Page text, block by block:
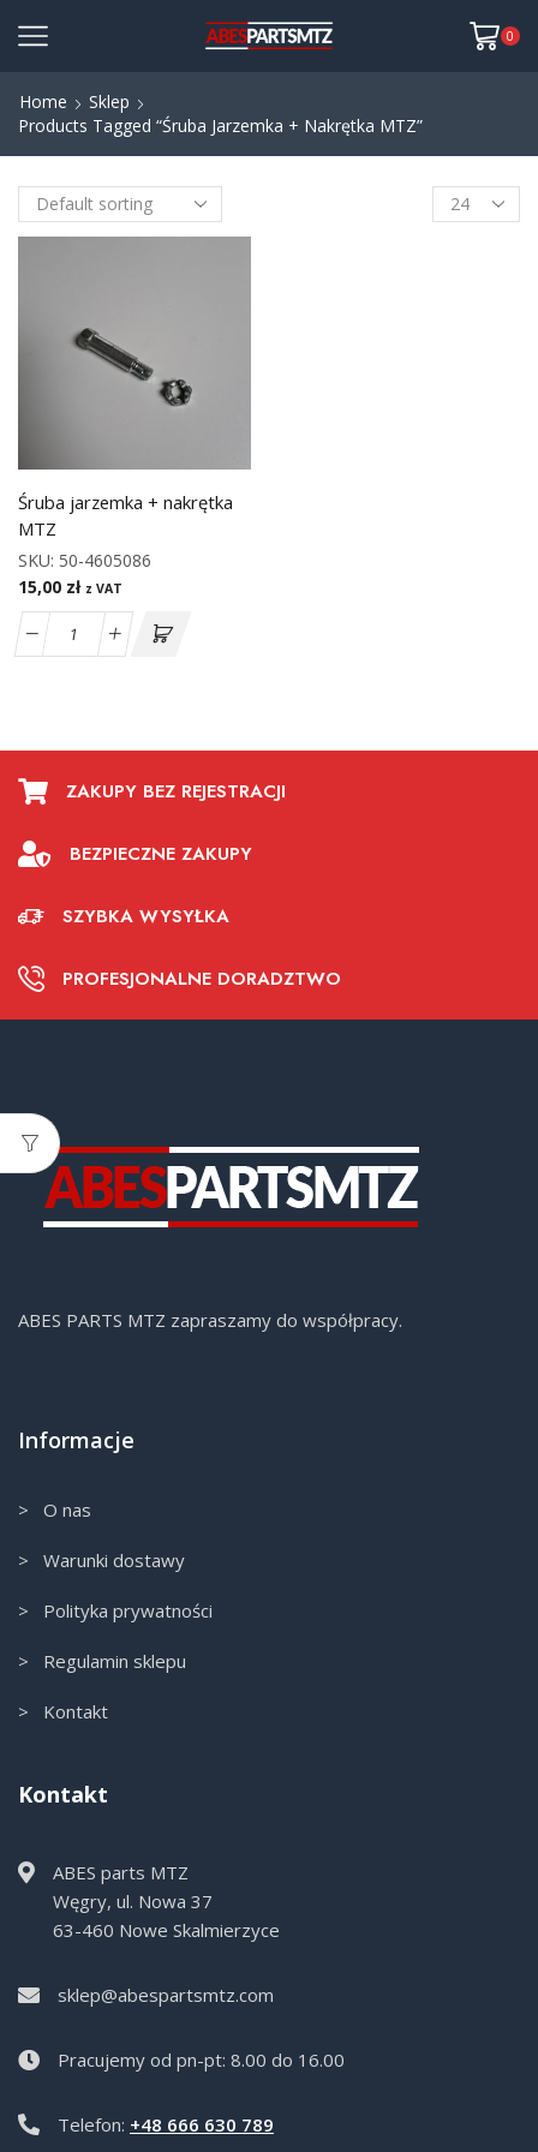
0
Home
Sklep
Products Tagged “Śruba Jarzemka + Nakrętka MTZ”
Śruba jarzemka + nakrętka
MTZ
SKU: 50-4605086
15,00 zł z VAT
ZAKUPY BEZ REJESTRACJI
BEZPIECZNE ZAKUPY
SZYBKA WYSYŁKA
PROFESJONALNE DORADZTWO
ABES PARTS MTZ zapraszamy do współpracy.
Informacje
> O nas
> Warunki dostawy
> Polityka prywatności
> Regulamin sklepu
> Kontakt
Kontakt
ABES parts MTZ
Węgry, ul. Nowa 37
63-460 Nowe Skalmierzyce
sklep@abespartsmtz.com
Pracujemy od pn-pt: 8.00 do 16.00
Telefon: +48 666 630 789